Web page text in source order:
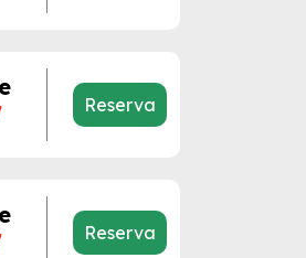
Reserva
Reserva